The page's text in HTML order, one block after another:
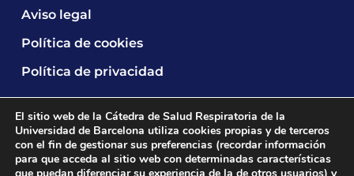
Aviso legal
Política de cookies
Política de privacidad
El sitio web de la Cátedra de Salud Respiratoria de la
Universidad de Barcelona utiliza cookies propias y de terceros
con el fin de gestionar sus preferencias (recordar información
para que acceda al sitio web con determinadas características